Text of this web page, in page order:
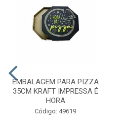
EMBALAGEM PARA PIZZA
35CM KRAFT IMPRESSA É
HORA
Código: 49619